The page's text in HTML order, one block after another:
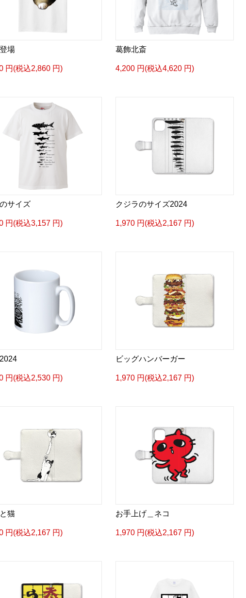
場
円(税込2,860 円)
葛飾北斎
4,200 円(税込4,620 円)
サイズ
円(税込3,157 円)
クジラのサイズ2024
1,970 円(税込2,167 円)
円(税込2,530 円)
ビッグハンバーガー
1,970 円(税込2,167 円)
猫
円(税込2,167 円)
お手上げ＿ネコ
1,970 円(税込2,167 円)